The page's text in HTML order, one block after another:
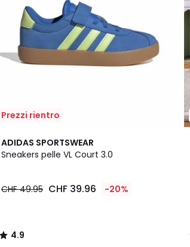
Prezzi rientro
ADIDAS SPORTSWEAR
Sneakers pelle VL Court 3.0
CHF 49.95 CHF 39.96 -20%
4.9
/ 5
4.9
/